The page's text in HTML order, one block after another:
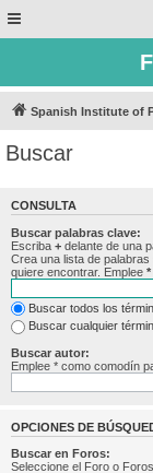
Spanish Institute of
Buscar
CONSULTA
Buscar palabras clave:
Escriba + delante de una
Crea una lista de
quiere encontrar. Emplee *
Buscar todos los
Buscar cualquier
Buscar autor:
Emplee * como comodín
OPCIONES DE
Buscar en Foros:
Seleccione el Foro o